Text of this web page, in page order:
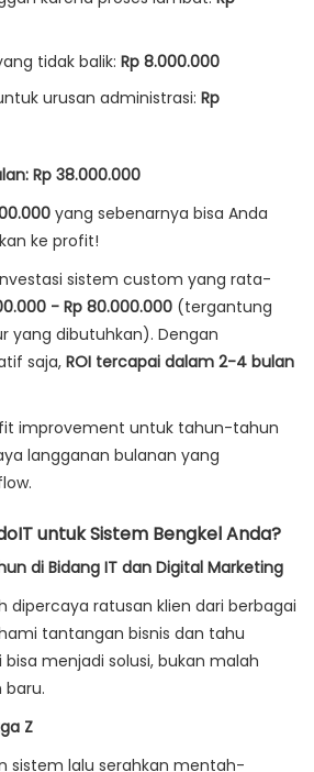
tidak balik: Rp 8.000.000
urusan administrasi: Rp
Rp 38.000.000
yang sebenarnya bisa Anda
ke profit!
sistem custom yang rata-
- Rp 80.000.000 (tergantung
yang dibutuhkan). Dengan
saja, ROI tercapai dalam 2-4 bulan
improvement untuk tahun-tahun
langganan bulanan yang
untuk Sistem Bengkel Anda?
di Bidang IT dan Digital Marketing
dipercaya ratusan klien dari berbagai
tantangan bisnis dan tahu
menjadi solusi, bukan malah
Z
sistem lalu serahkan mentah-